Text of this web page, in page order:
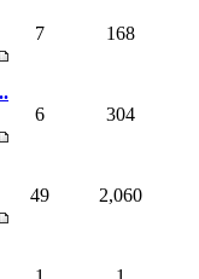
7 168
6 304
49 2,060